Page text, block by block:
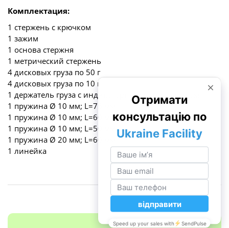
Комплектация:
1 стержень с крючком
1 зажим
1 основа стержня
1 метрический стержень
4 дисковых груза по 50 г
4 дисковых груза по 10 г
1 держатель груза с индикаторным наконечником
1 пружина Ø 10 мм; L=75 мм
1 пружина Ø 10 мм; L=60 мм
1 пружина Ø 10 мм; L=50 мм
1 пружина Ø 20 мм; L=60 мм
1 линейка